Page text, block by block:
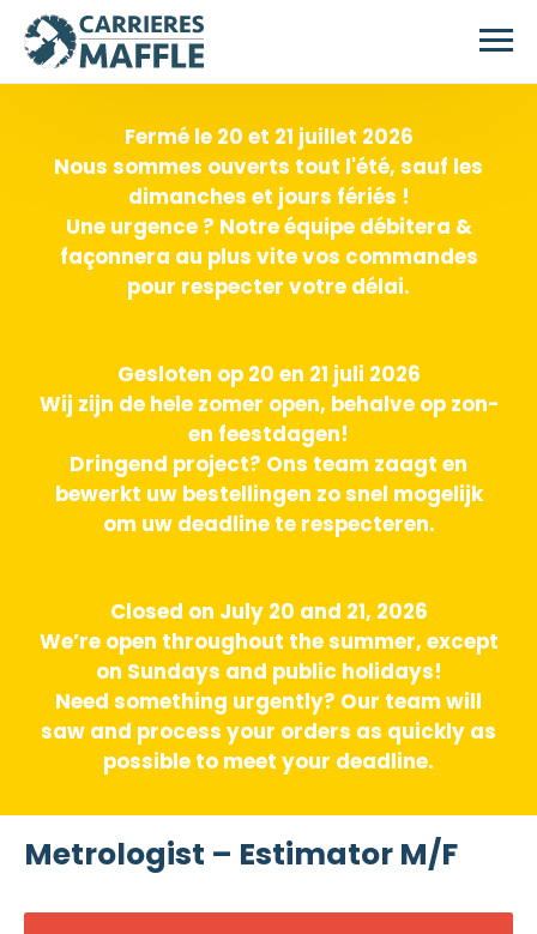
Skip to main content
Fermé le 20 et 21 juillet 2026
Nous sommes ouverts tout l'été, sauf les
dimanches et jours fériés !
Une urgence ? Notre équipe débitera &
façonnera au plus vite vos commandes
pour respecter votre délai.
Gesloten op 20 en 21 juli 2026
Wij zijn de hele zomer open, behalve op zon-
en feestdagen!
Dringend project? Ons team zaagt en
bewerkt uw bestellingen zo snel mogelijk
om uw deadline te respecteren.
Closed on July 20 and 21, 2026
We’re open throughout the summer, except
on Sundays and public holidays!
Need something urgently? Our team will
saw and process your orders as quickly as
possible to meet your deadline.
Metrologist – Estimator M/F